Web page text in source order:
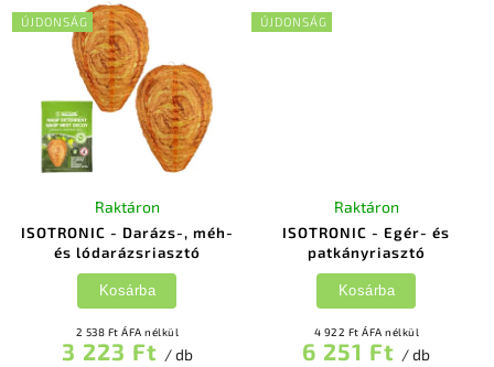
ÚJDONSÁG
ISOTRONIC - Darázs-, méh-
és lódarázsriasztó
Raktáron
2 538 Ft ÁFA nélkül
3 223 Ft / db
Kosárba
ÚJDONSÁG
ISOTRONIC - Egér- és
patkányriasztó
Raktáron
4 922 Ft ÁFA nélkül
6 251 Ft / db
Kosárba